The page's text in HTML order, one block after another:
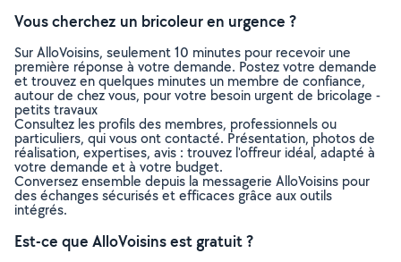
Vous cherchez un bricoleur en urgence ?
Sur AlloVoisins, seulement 10 minutes pour recevoir une
première réponse à votre demande. Postez votre demande
et trouvez en quelques minutes un membre de confiance,
autour de chez vous, pour votre besoin urgent de bricolage -
petits travaux
Consultez les profils des membres, professionnels ou
particuliers, qui vous ont contacté. Présentation, photos de
réalisation, expertises, avis : trouvez l'offreur idéal, adapté à
votre demande et à votre budget.
Conversez ensemble depuis la messagerie AlloVoisins pour
des échanges sécurisés et efficaces grâce aux outils
intégrés.
Est-ce que AlloVoisins est gratuit ?